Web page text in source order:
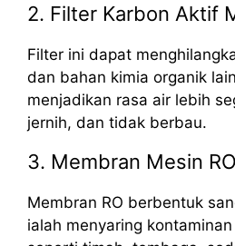
2. Filter Karbon Aktif
Filter ini dapat
dan bahan kimia organik
menjadikan rasa air lebih
jernih, dan tidak berbau.
3. Membran Mesin RO
Membran RO berbentuk
ialah menyaring